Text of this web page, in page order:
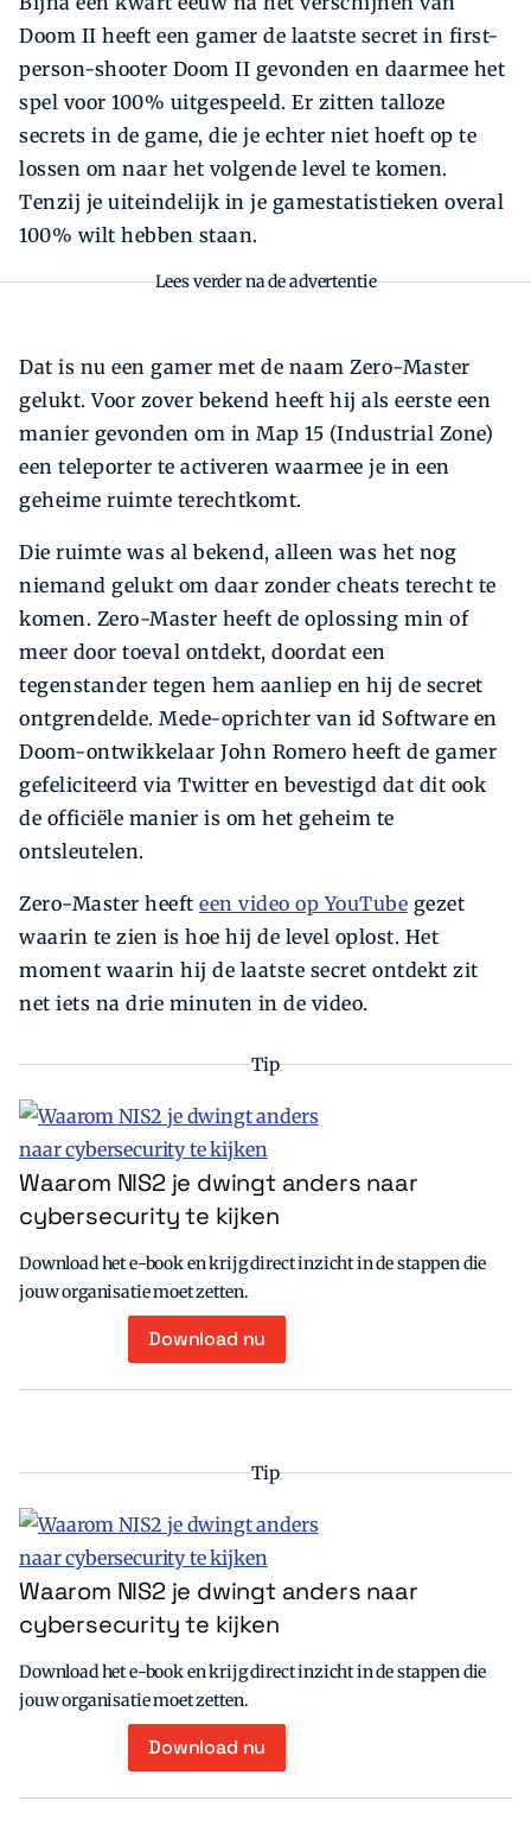
Doom II heeft een gamer de laatste secret in first-
person-shooter Doom II gevonden en daarmee het
spel voor 100% uitgespeeld. Er zitten talloze
secrets in de game, die je echter niet hoeft op te
lossen om naar het volgende level te komen.
Tenzij je uiteindelijk in je gamestatistieken overal
100% wilt hebben staan.
Lees verder na de advertentie
Dat is nu een gamer met de naam Zero-Master
gelukt. Voor zover bekend heeft hij als eerste een
manier gevonden om in Map 15 (Industrial Zone)
een teleporter te activeren waarmee je in een
geheime ruimte terechtkomt.
Die ruimte was al bekend, alleen was het nog
niemand gelukt om daar zonder cheats terecht te
komen. Zero-Master heeft de oplossing min of
meer door toeval ontdekt, doordat een
tegenstander tegen hem aanliep en hij de secret
ontgrendelde. Mede-oprichter van id Software en
Doom-ontwikkelaar John Romero heeft de gamer
gefeliciteerd via Twitter en bevestigd dat dit ook
de officiële manier is om het geheim te
ontsleutelen.
Zero-Master heeft een video op YouTube gezet
waarin te zien is hoe hij de level oplost. Het
moment waarin hij de laatste secret ontdekt zit
net iets na drie minuten in de video.
Tip
Waarom NIS2 je dwingt anders naar
cybersecurity te kijken
Download het e-book en krijg direct inzicht in de stappen die
jouw organisatie moet zetten.
Download nu
Tip
Waarom NIS2 je dwingt anders naar
cybersecurity te kijken
Download het e-book en krijg direct inzicht in de stappen die
jouw organisatie moet zetten.
Download nu